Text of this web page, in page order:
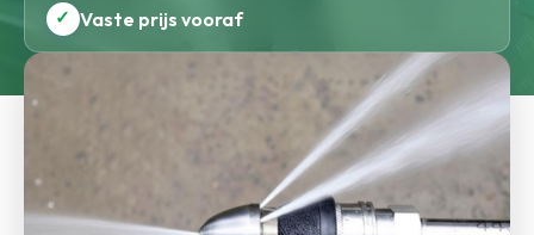
✓ Vaste prijs vooraf